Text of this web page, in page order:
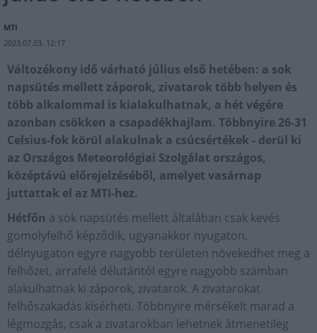
MTI
2023.07.03. 12:17
Változékony idő várható július első hetében: a sok
napsütés mellett záporok, zivatarok több helyen és
több alkalommal is kialakulhatnak, a hét végére
azonban csökken a csapadékhajlam. Többnyire 26-31
Celsius-fok körül alakulnak a csúcsértékek - derül ki
az Országos Meteorológiai Szolgálat országos,
középtávú előrejelzéséből, amelyet vasárnap
juttattak el az MTI-hez.
Hétfőn a sok napsütés mellett általában csak kevés
gomolyfelhő képződik, ugyanakkor nyugaton,
délnyugaton egyre nagyobb területen növekedhet meg a
felhőzet, arrafelé délutántól egyre nagyobb számban
alakulhatnak ki záporok, zivatarok. A zivatarokat
felhőszakadás kísérheti. Többnyire mérsékelt marad a
légmozgás, csak a zivatarokban lehetnek átmenetileg